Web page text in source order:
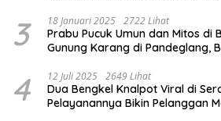
3 18 Januari 2025 2722 Lihat
Prabu Pucuk Umun dan Mitos di
Gunung Karang di Pandeglang,
4 12 Juli 2025 2649 Lihat
Dua Bengkel Knalpot Viral di
Pelayanannya Bikin Pelanggan